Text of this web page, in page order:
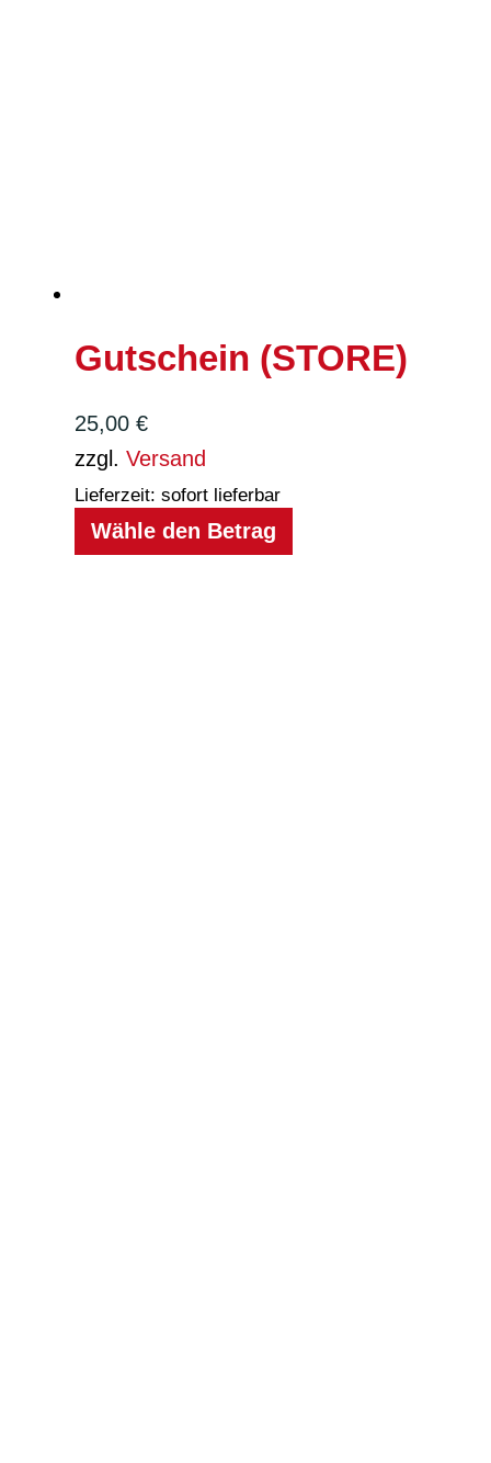
Gutschein (STORE)
25,00 €
zzgl. Versand
Lieferzeit: sofort lieferbar
Wähle den Betrag